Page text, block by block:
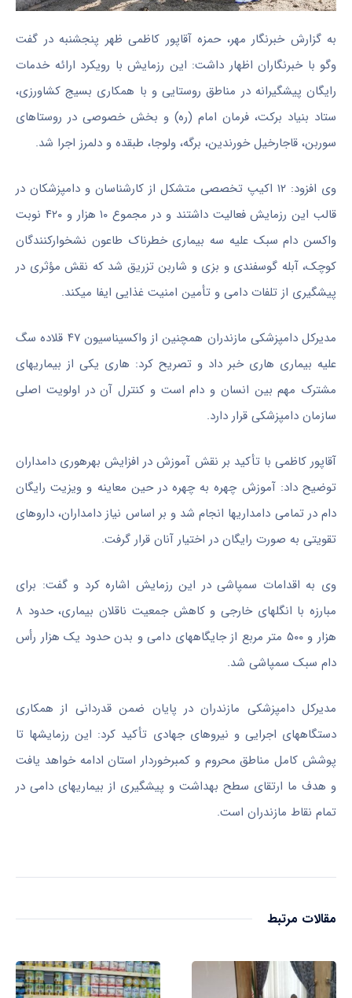
به گزارش خبرنگار مهر، حمزه آقاپور کاظمی ظهر پنجشنبه در گفت
وگو با خبرنگاران اظهار داشت: این رزمایش با رویکرد ارائه خدمات
رایگان پیشگیرانه در مناطق روستایی و با همکاری بسیج کشاورزی،
ستاد بنیاد برکت، فرمان امام (ره) و بخش خصوصی در روستاهای
سوربن، قاجارخیل خورندین، برگه، ولوجا، طبقده و دلمرز اجرا شد.
وی افزود: ۱۲ اکیپ تخصصی متشکل از کارشناسان و دامپزشکان در
قالب این رزمایش فعالیت داشتند و در مجموع ۱۰ هزار و ۴۲۰ نوبت
واکسن دام سبک علیه سه بیماری خطرناک طاعون نشخوارکنندگان
کوچک، آبله گوسفندی و بزی و شاربن تزریق شد که نقش مؤثری در
پیشگیری از تلفات دامی و تأمین امنیت غذایی ایفا میکند.
مدیرکل دامپزشکی مازندران همچنین از واکسیناسیون ۴۷ قلاده سگ
علیه بیماری هاری خبر داد و تصریح کرد: هاری یکی از بیماریهای
مشترک مهم بین انسان و دام است و کنترل آن در اولویت اصلی
سازمان دامپزشکی قرار دارد.
آقاپور کاظمی با تأکید بر نقش آموزش در افزایش بهرهوری دامداران
توضیح داد: آموزش چهره به چهره در حین معاینه و ویزیت رایگان
دام در تمامی دامداریها انجام شد و بر اساس نیاز دامداران، داروهای
تقویتی به صورت رایگان در اختیار آنان قرار گرفت.
وی به اقدامات سمپاشی در این رزمایش اشاره کرد و گفت: برای
مبارزه با انگلهای خارجی و کاهش جمعیت ناقلان بیماری، حدود ۸
هزار و ۵۰۰ متر مربع از جایگاههای دامی و بدن حدود یک هزار رأس
دام سبک سمپاشی شد.
مدیرکل دامپزشکی مازندران در پایان ضمن قدردانی از همکاری
دستگاههای اجرایی و نیروهای جهادی تأکید کرد: این رزمایشها تا
پوشش کامل مناطق محروم و کمبرخوردار استان ادامه خواهد یافت
و هدف ما ارتقای سطح بهداشت و پیشگیری از بیماریهای دامی در
تمام نقاط مازندران است.
مقالات مرتبط